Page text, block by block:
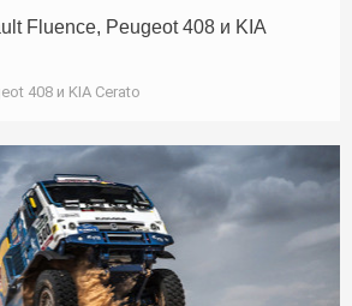
Fluence, Peugeot 408 и KIA
408 и KIA Cerato